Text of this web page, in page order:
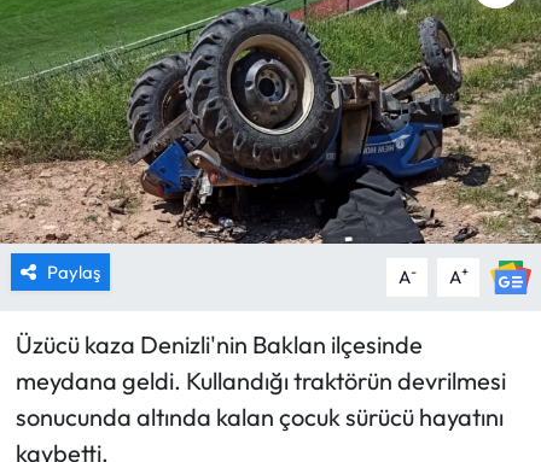
Paylaş A- A+
Üzücü kaza Denizli'nin Baklan ilçesinde
meydana geldi. Kullandığı traktörün devrilmesi
sonucunda altında kalan çocuk sürücü hayatını
kaybetti.
SİYASET
SPOR
TARIM
TURİZM
YAŞAM
HABER İLAN